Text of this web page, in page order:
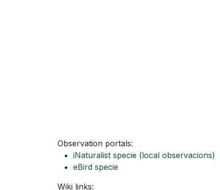
Observation portals:
iNaturalist specie (local observacions)
eBird specie
Wiki links: